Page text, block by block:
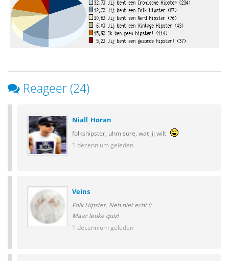
Reageer (24)
Niall_Horan
folkshipster, uhm sure, wat jij wilt
1 decennium geleden
Veins
Folk Hipster. Neh niet echt (:
Maar leuke quiz!
1 decennium geleden